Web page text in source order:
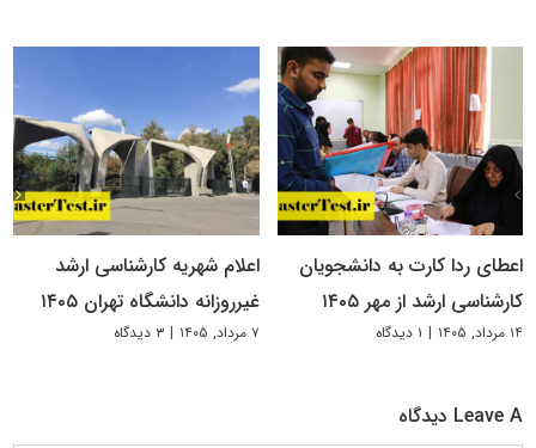
اعطای ردا کارت به دانشجویان
کارشناسی ارشد از مهر ۱۴۰۵
۱۴ مرداد, ۱۴۰۵ | ۱ دیدگاه
اعلام شهریه کارشناسی ارشد
غیرروزانه دانشگاه تهران ۱۴۰۵
۷ مرداد, ۱۴۰۵ | ۳ دیدگاه
Leave A دیدگاه